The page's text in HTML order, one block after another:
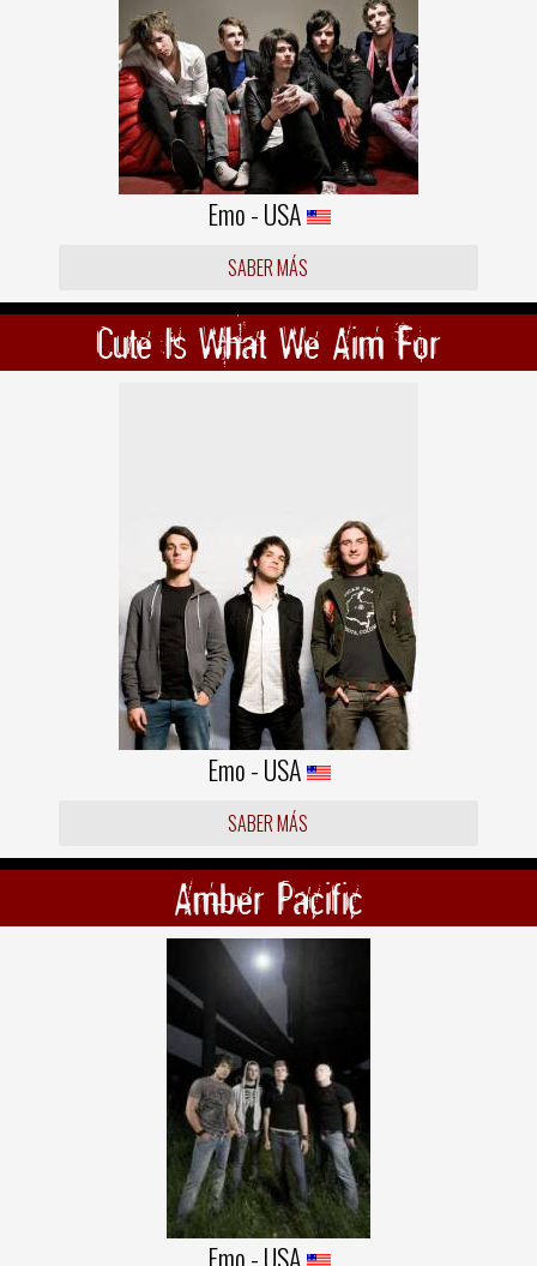
Emo - USA
SABER MÁS
Cute Is What We Aim For
Emo - USA
SABER MÁS
Amber Pacific
Emo - USA